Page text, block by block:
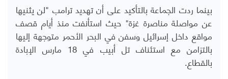
بينما ردت الجماعة بالتأكيد على أن تهديد ترامب "لن يثنيها
عن مواصلة مناصرة غزة" حيث استأنفت منذ أيام قصف
مواقع داخل إسرائيل وسفن في البحر الأحمر متوجهة إليها
بالتزامن مع استئناف تل أبيب في 18 مارس الإبادة
بالقطاع.